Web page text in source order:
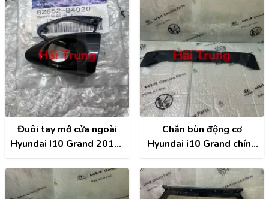
Đuôi tay mở cửa ngoài
Hyundai I10 Grand 2014-
82652B4020
Chắn bùn động cơ
Hyundai i10 Grand chính